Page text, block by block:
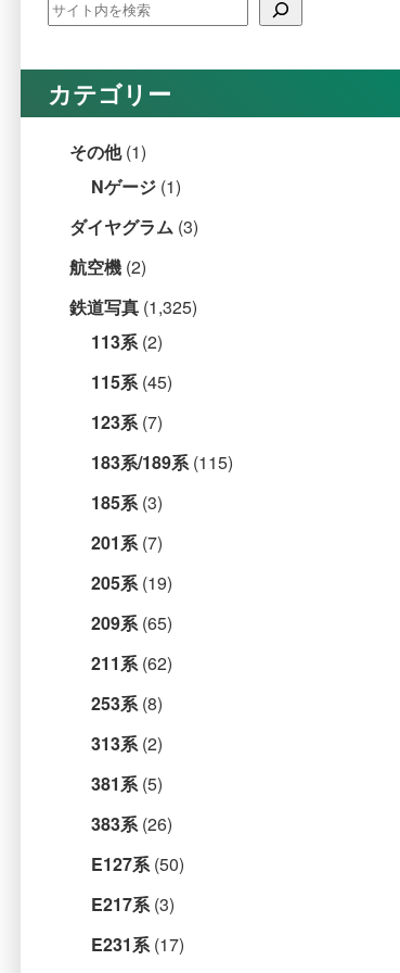
カテゴリー
その他(1)
Nゲージ (1)
ダイヤグラム (3)
航空機 (2)
鉄道写真 (1,325)
113系(2)
115系(45)
123系(7)
183系/189系(115)
185系(3)
201系(7)
205系(19)
209系(65)
211系(62)
253系(8)
313系(2)
381系(5)
383系(26)
E127系(50)
E217系(3)
E231系(17)